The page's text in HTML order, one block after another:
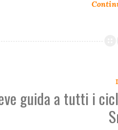
guida a tutti i